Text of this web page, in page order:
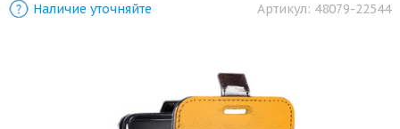
Наличие уточняйте Артикул: 48079-22544